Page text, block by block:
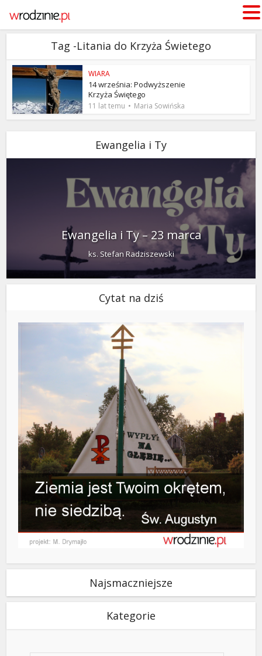
Tag -Litania do Krzyża Świetego
WIARA
14 września: Podwyższenie
Krzyża Świętego
11 lat temu Maria Sowińska
Ewangelia i Ty
Ewangelia i Ty – 23 marca
ks. Stefan Radziszewski
Cytat na dziś
Najsmaczniejsze
Kategorie